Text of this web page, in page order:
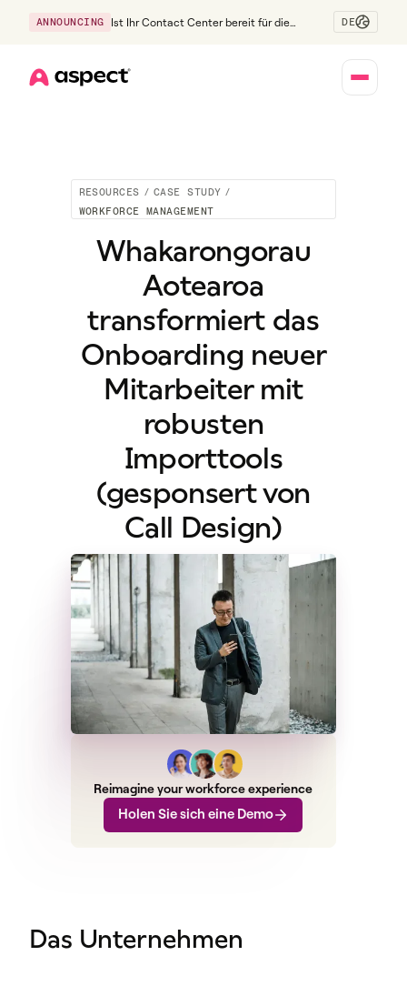
ANNOUNCING
Ist Ihr Contact Center bereit für die
DE
RESOURCES / CASE STUDY /
WORKFORCE MANAGEMENT
Whakarongorau
Aotearoa
transformiert das
Onboarding neuer
Mitarbeiter mit
robusten
Importtools
(gesponsert von
Call Design)
Reimagine your workforce experience
Holen Sie sich eine Demo
Das Unternehmen